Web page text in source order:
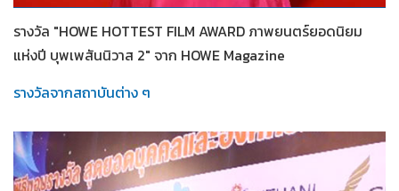
2565
รางวัล "HOWE HOTTEST FILM AWARD ภาพยนตร์ยอดนิยม
แห่งปี บุพเพสันนิวาส 2" จาก HOWE Magazine
รางวัลจากสถาบันต่าง ๆ